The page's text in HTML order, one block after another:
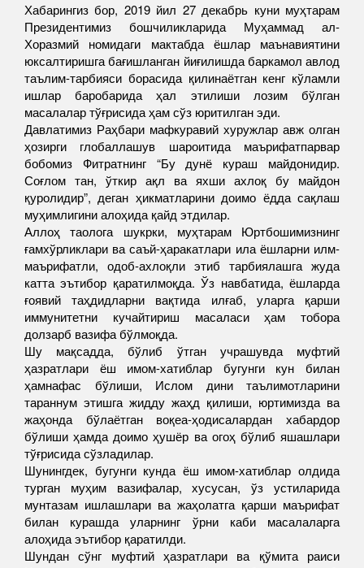
Хабарингиз бор, 2019 йил 27 декабрь куни муҳтарам
Президентимиз бошчиликларида Муҳаммад ал-
Хоразмий номидаги мактабда ёшлар маънавиятини
юксалтиришга бағишланган йиғилишда баркамол авлод
таълим-тарбияси борасида қилинаётган кенг кўламли
ишлар баробарида ҳал этилиши лозим бўлган
масалалар тўғрисида ҳам сўз юритилган эди.
Давлатимиз Раҳбари мафкуравий хуружлар авж олган
ҳозирги глобаллашув шароитида маърифатпарвар
бобомиз Фитратнинг “Бу дунё кураш майдонидир.
Соғлом тан, ўткир ақл ва яхши ахлоқ бу майдон
қуролидир”, деган ҳикматларини доимо ёдда сақлаш
муҳимлигини алоҳида қайд этдилар.
Аллоҳ таолога шукрки, муҳтарам Юртбошимизнинг
ғамхўрликлари ва саъй-ҳаракатлари ила ёшларни илм-
маърифатли, одоб-ахлоқли этиб тарбиялашга жуда
катта эътибор қаратилмоқда. Ўз навбатида, ёшларда
ғоявий таҳдидларни вақтида илғаб, уларга қарши
иммунитетни кучайтириш масаласи ҳам тобора
долзарб вазифа бўлмоқда.
Шу мақсадда, бўлиб ўтган учрашувда муфтий
ҳазратлари ёш имом-хатиблар бугунги кун билан
ҳамнафас бўлиши, Ислом дини таълимотларини
тараннум этишга жидду жаҳд қилиши, юртимизда ва
жаҳонда бўлаётган воқеа-ҳодисалардан хабардор
бўлиши ҳамда доимо ҳушёр ва огоҳ бўлиб яшашлари
тўғрисида сўзладилар.
Шунингдек, бугунги кунда ёш имом-хатиблар олдида
турган муҳим вазифалар, хусусан, ўз устиларида
мунтазам ишлашлари ва жаҳолатга қарши маърифат
билан курашда уларнинг ўрни каби масалаларга
алоҳида эътибор қаратилди.
Шундан сўнг муфтий ҳазратлари ва қўмита раиси